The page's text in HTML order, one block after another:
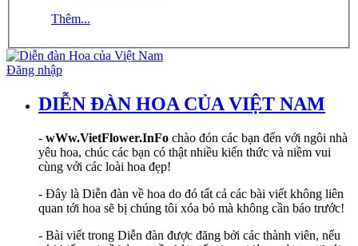
Thêm...
Đăng nhập
DIỄN ĐÀN HOA CỦA VIỆT NAM
- wWw.VietFlower.InFo chào đón các bạn đến với ngôi nhà
yêu hoa, chúc các bạn có thật nhiều kiến thức và niềm vui
cùng với các loài hoa đẹp!
- Đây là Diễn đàn về hoa do đó tất cả các bài viết không liên
quan tới hoa sẽ bị chúng tôi xóa bỏ mà không cần báo trước!
- Bài viết trong Diễn đàn được đăng bởi các thành viên, nếu